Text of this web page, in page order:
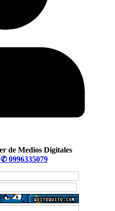
de Medios Digitales
✆ 0996335079